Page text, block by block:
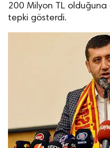
200 Milyon TL
tepki gösterdi.